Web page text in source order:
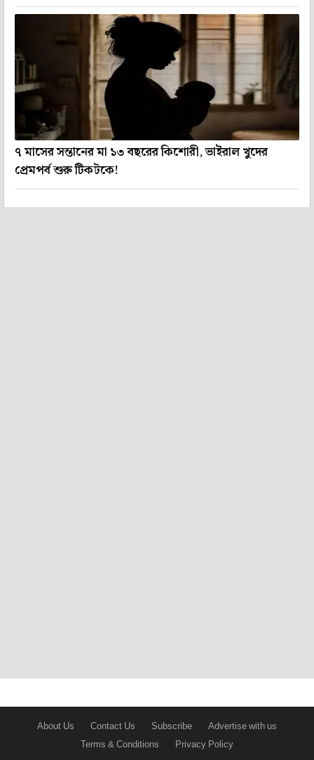
৭ মাসের সন্তানের মা ১৩ বছরের কিশোরী, ভাইরাল খুদের
প্রেমপর্ব শুরু টিকটকে!
About Us Contact Us Subscribe
Advertise with us
Terms & Conditions
Privacy Policy